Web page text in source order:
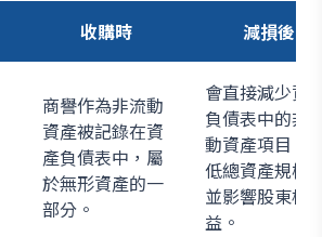
收購時 減損後
商譽作為非流動
資產被記錄在資
產負債表中，屬
於無形資產的一
部分。
會直接減少資
負債表中的非
動資產項目，
低總資產規模
並影響股東權
益。